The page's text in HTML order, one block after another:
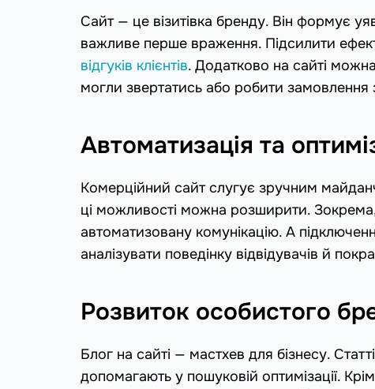
Сайт — це візитівка бренду. Він формує
важливе перше враження. Підсилити
відгуків клієнтів. Додатково на сайті можна
могли звертатись або робити
Автоматизація та
Комерційний сайт слугує зручним
ці можливості можна розширити. Зокрема,
автоматизовану комунікацію. А
аналізувати поведінку відвідувачів й
Розвиток особистого
Блог на сайті — мастхев для бізнесу.
допомагають у пошуковій оптимізації.